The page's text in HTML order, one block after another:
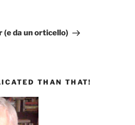
(e da un orticello)
THAN THAT!